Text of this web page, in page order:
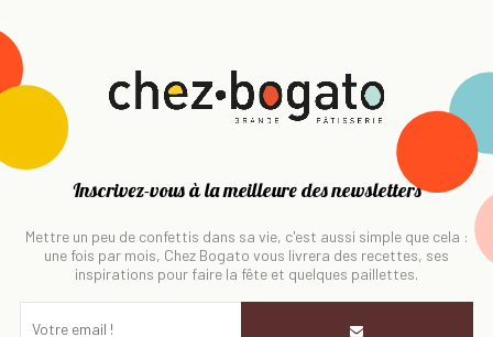
Inscrivez-vous à la meilleure des newsletters
Mettre un peu de confettis dans sa vie, c'est aussi simple que cela :
une fois par mois, Chez Bogato vous livrera des recettes, ses
inspirations pour faire la fête et quelques paillettes.